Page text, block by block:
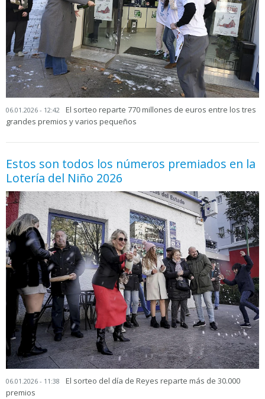
06.01.2026 - 12:42
El sorteo reparte 770 millones de euros entre los tres
grandes premios y varios pequeños
Estos son todos los números premiados en la
Lotería del Niño 2026
06.01.2026 - 11:38
El sorteo del día de Reyes reparte más de 30.000
premios